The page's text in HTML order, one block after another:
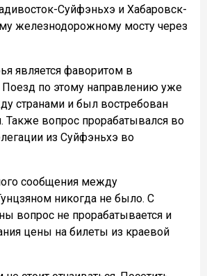
Суйфэньхэ и Хабаровск-
железнодорожному мосту через
является фаворитом в
Поезд по этому направлению уже
странами и был востребован
Также вопрос прорабатывался во
из Суйфэньхэ во
сообщения между
никогда не было. С
вопрос не прорабатывается и
цены на билеты из краевой